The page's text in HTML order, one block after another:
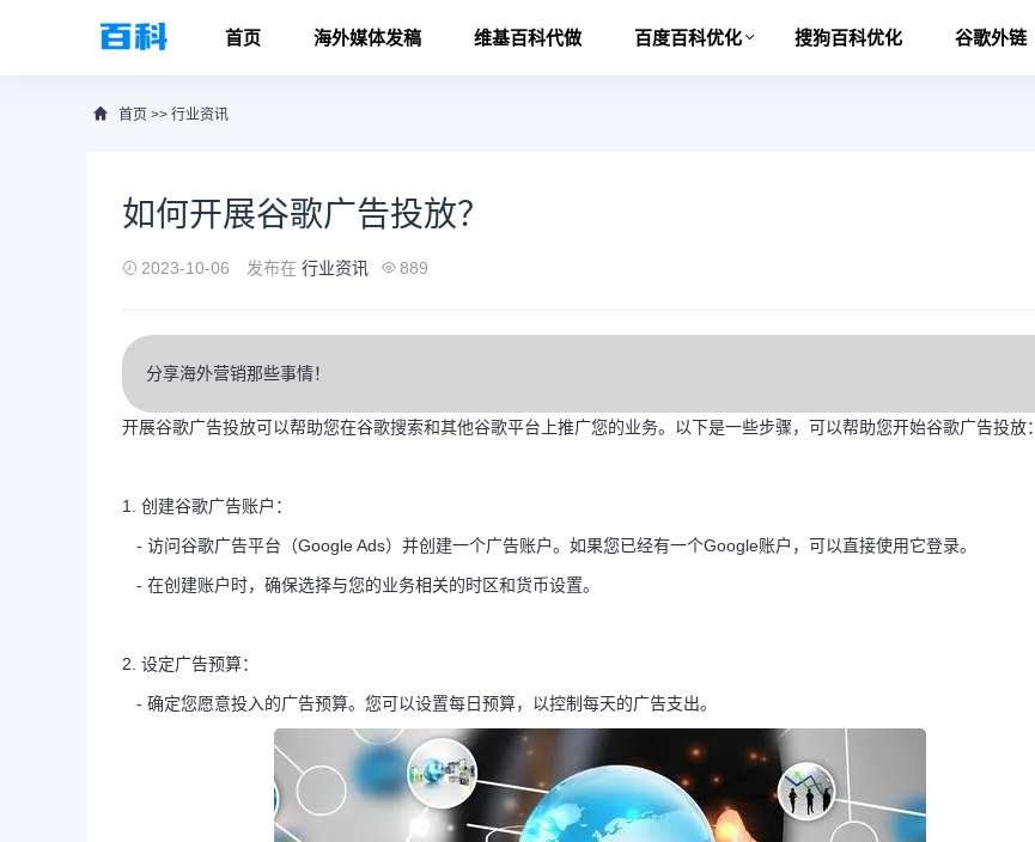
首页 海外媒体发稿 维基百科代做 百度百科优化 搜狗百科优化 谷歌外链
首页 >> 行业资讯
如何开展谷歌广告投放？
2023-10-06 发布在 行业资讯 889
分享海外营销那些事情！
开展谷歌广告投放可以帮助您在谷歌搜索和其他谷歌平台上推广您的业务。以下是一些步骤，可以帮助您开始谷歌广告投放：
1. 创建谷歌广告账户：
- 访问谷歌广告平台（Google Ads）并创建一个广告账户。如果您已经有一个Google账户，可以直接使用它登录。
- 在创建账户时，确保选择与您的业务相关的时区和货币设置。
2. 设定广告预算：
- 确定您愿意投入的广告预算。您可以设置每日预算，以控制每天的广告支出。